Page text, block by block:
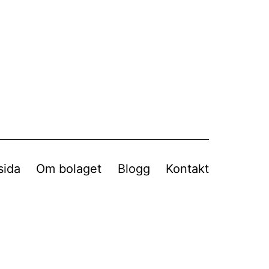
Om bolaget Blogg Kontakt